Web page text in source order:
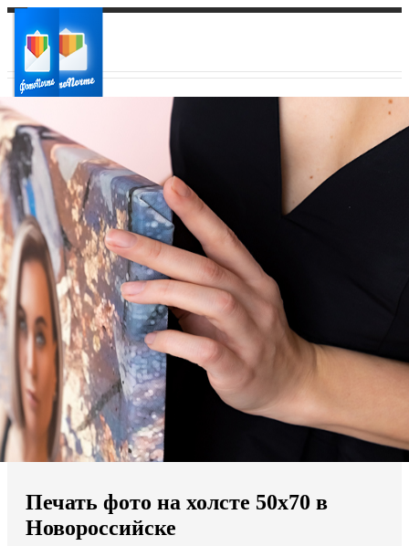
Ваш город:
Ваш регион доставки
Выберите из списка:
Мы доставляем по всему миру
Продолжить без города
Печать фото на холсте 50х70 в
Новороссийске